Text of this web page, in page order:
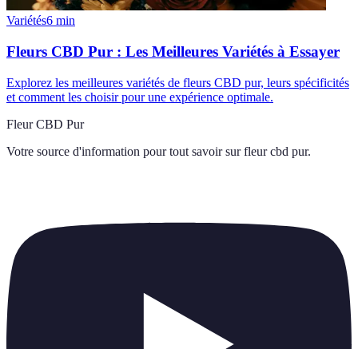
Variétés6 min
Fleurs CBD Pur : Les Meilleures Variétés à Essayer
Explorez les meilleures variétés de fleurs CBD pur, leurs spécificités
et comment les choisir pour une expérience optimale.
Fleur CBD Pur
Votre source d'information pour tout savoir sur fleur cbd pur.